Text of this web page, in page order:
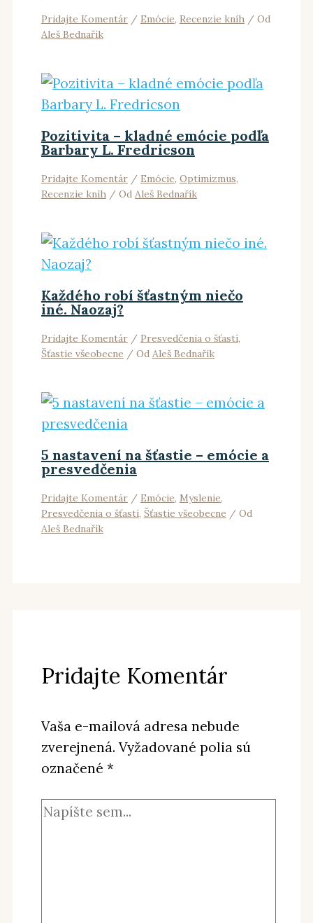
Pridajte Komentár / Emócie, Recenzie kníh/ Od
Aleš Bednařík
Pozitivita – kladné emócie podľa
Barbary L. Fredricson
Pridajte Komentár / Emócie, Optimizmus,
Recenzie kníh/ Od Aleš Bednařík
Každého robí šťastným niečo
iné. Naozaj?
Pridajte Komentár / Presvedčenia o šťastí,
Šťastie všeobecne / Od Aleš Bednařík
5 nastavení na šťastie – emócie a
presvedčenia
Pridajte Komentár / Emócie, Myslenie,
Presvedčenia o šťastí, Šťastie všeobecne / Od
Aleš Bednařík
Pridajte Komentár
Vaša e-mailová adresa nebude
zverejnená. Vyžadované polia sú
označené *